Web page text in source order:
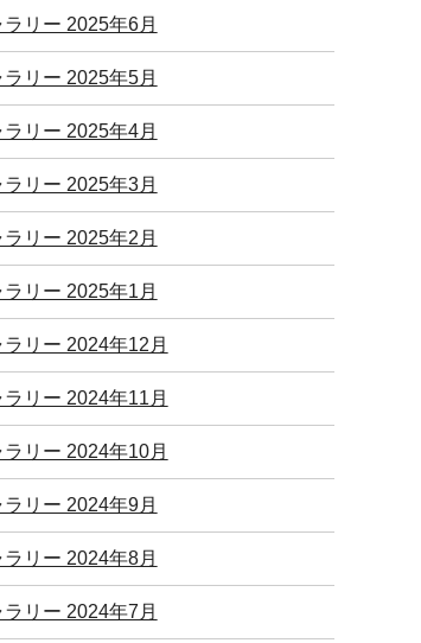
リー 2025年6月
リー 2025年5月
リー 2025年4月
リー 2025年3月
リー 2025年2月
リー 2025年1月
リー 2024年12月
リー 2024年11月
リー 2024年10月
リー 2024年9月
リー 2024年8月
リー 2024年7月